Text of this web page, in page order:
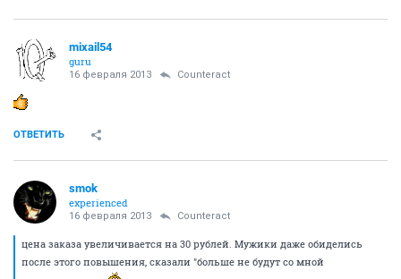
mixail54
guru
16 февраля 2013 Counteract
ОТВЕТИТЬ
smok
experienced
16 февраля 2013 Counteract
цена заказа увеличивается на 30 рублей. Мужики даже обиделись
после этого повышения, сказали "больше не будут со мной